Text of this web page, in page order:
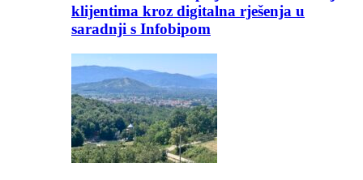
klijentima kroz digitalna rješenja u
saradnji s Infobipom